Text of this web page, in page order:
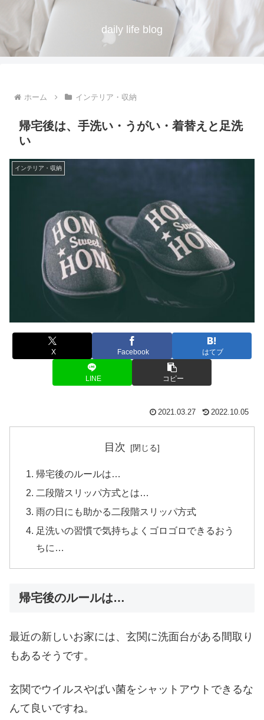
daily life blog
ホーム インテリア・収納
帰宅後は、手洗い・うがい・着替えと足洗
い
インテリア・収納
X Facebook はてブ
LINE コピー
2021.03.27 2022.10.05
目次
帰宅後のルールは…
二段階スリッパ方式とは…
雨の日にも助かる二段階スリッパ方式
足洗いの習慣で気持ちよくゴロゴロできるおう
ちに…
帰宅後のルールは…
最近の新しいお家には、玄関に洗面台がある間取り
もあるそうです。
玄関でウイルスやばい菌をシャットアウトできるな
んて良いですね。